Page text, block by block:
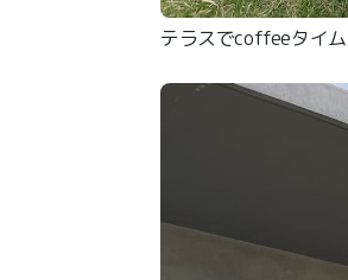
テラスでcoffeeタイム